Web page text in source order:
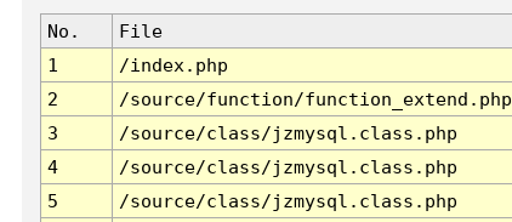
No. File
1
/index.php
2
/source/function/function_extend.php
3
/source/class/jzmysql.class.php
4
/source/class/jzmysql.class.php
5
/source/class/jzmysql.class.php